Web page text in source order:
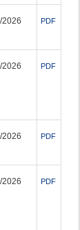
2026 PDF
2026 PDF
2026 PDF
2026 PDF